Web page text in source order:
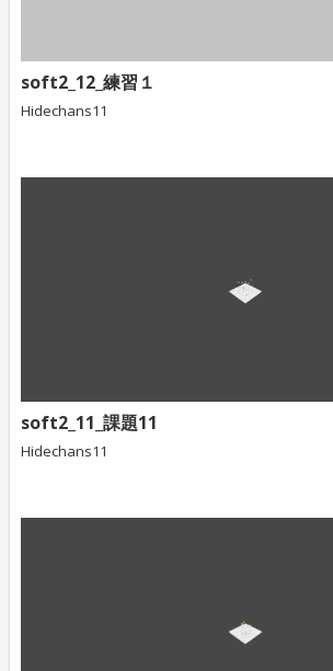
soft2_12_練習１
Hidechans11
soft2_11_課題11
Hidechans11